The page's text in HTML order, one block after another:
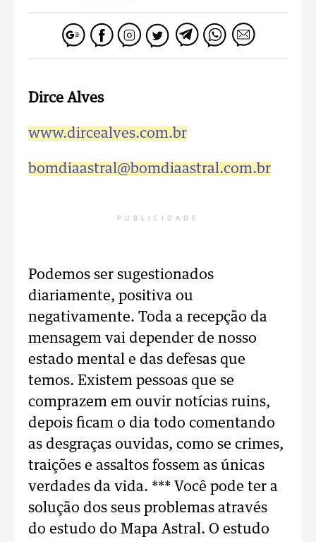
Dirce Alves
www.dircealves.com.br
bomdiaastral@bomdiaastral.com.br
PUBLICIDADE
Podemos ser sugestionados
diariamente, positiva ou
negativamente. Toda a recepção da
mensagem vai depender de nosso
estado mental e das defesas que
temos. Existem pessoas que se
comprazem em ouvir notícias ruins,
depois ficam o dia todo comentando
as desgraças ouvidas, como se crimes,
traições e assaltos fossem as únicas
verdades da vida. *** Você pode ter a
solução dos seus problemas através
do estudo do Mapa Astral. O estudo